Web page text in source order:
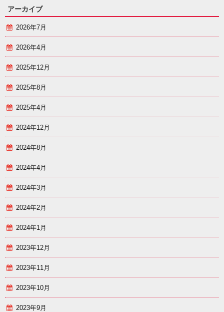
アーカイブ
2026年7月
2026年4月
2025年12月
2025年8月
2025年4月
2024年12月
2024年8月
2024年4月
2024年3月
2024年2月
2024年1月
2023年12月
2023年11月
2023年10月
2023年9月